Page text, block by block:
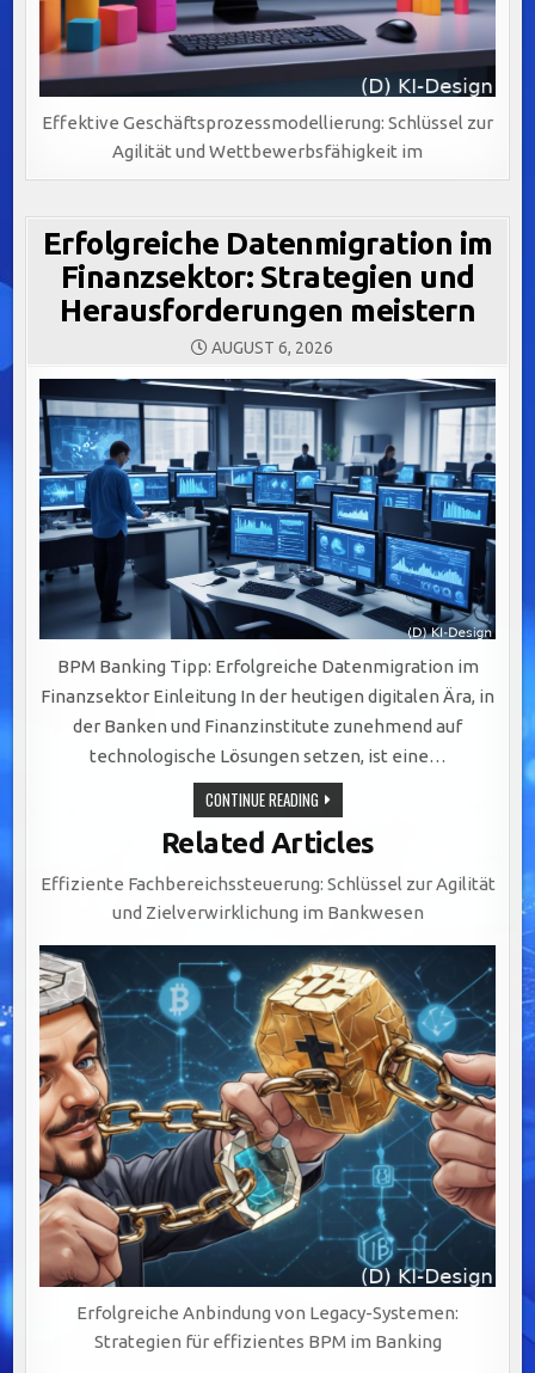
Effektive Geschäftsprozessmodellierung: Schlüssel zur
Agilität und Wettbewerbsfähigkeit im
Erfolgreiche Datenmigration im
Finanzsektor: Strategien und
Herausforderungen meistern
AUGUST 6, 2026
BPM Banking Tipp: Erfolgreiche Datenmigration im
Finanzsektor Einleitung In der heutigen digitalen Ära, in
der Banken und Finanzinstitute zunehmend auf
technologische Lösungen setzen, ist eine…
CONTINUE READINGERFOLGREICHE
DATENMIGRATION
IM
FINANZSEKTOR:
STRATEGIEN
UND
HERAUSFORDERUNGEN
MEISTERN
Related Articles
Effiziente Fachbereichssteuerung: Schlüssel zur Agilität
und Zielverwirklichung im Bankwesen
Erfolgreiche Anbindung von Legacy-Systemen:
Strategien für effizientes BPM im Banking